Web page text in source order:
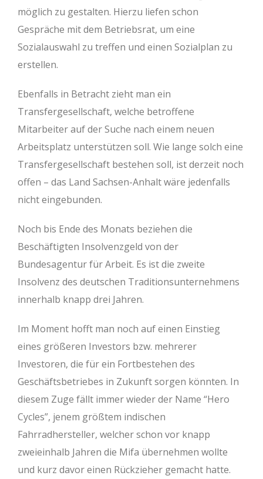
möglich zu gestalten. Hierzu liefen schon
Gespräche mit dem Betriebsrat, um eine
Sozialauswahl zu treffen und einen Sozialplan zu
erstellen.
Ebenfalls in Betracht zieht man ein
Transfergesellschaft, welche betroffene
Mitarbeiter auf der Suche nach einem neuen
Arbeitsplatz unterstützen soll. Wie lange solch eine
Transfergesellschaft bestehen soll, ist derzeit noch
offen – das Land Sachsen-Anhalt wäre jedenfalls
nicht eingebunden.
Noch bis Ende des Monats beziehen die
Beschäftigten Insolvenzgeld von der
Bundesagentur für Arbeit. Es ist die zweite
Insolvenz des deutschen Traditionsunternehmens
innerhalb knapp drei Jahren.
Im Moment hofft man noch auf einen Einstieg
eines größeren Investors bzw. mehrerer
Investoren, die für ein Fortbestehen des
Geschäftsbetriebes in Zukunft sorgen könnten. In
diesem Zuge fällt immer wieder der Name “Hero
Cycles”, jenem größtem indischen
Fahrradhersteller, welcher schon vor knapp
zweieinhalb Jahren die Mifa übernehmen wollte
und kurz davor einen Rückzieher gemacht hatte.